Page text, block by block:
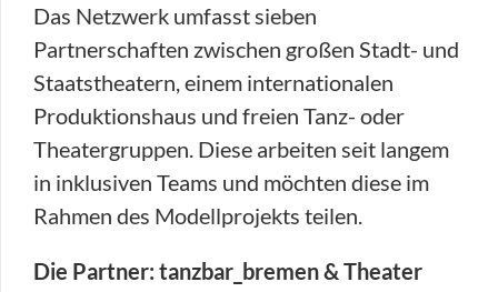
Das Netzwerk umfasst sieben
Partnerschaften zwischen großen Stadt- und
Staatstheatern, einem internationalen
Produktionshaus und freien Tanz- oder
Theatergruppen. Diese arbeiten seit langem
in inklusiven Teams und möchten diese im
Rahmen des Modellprojekts teilen.
Die Partner: tanzbar_bremen & Theater